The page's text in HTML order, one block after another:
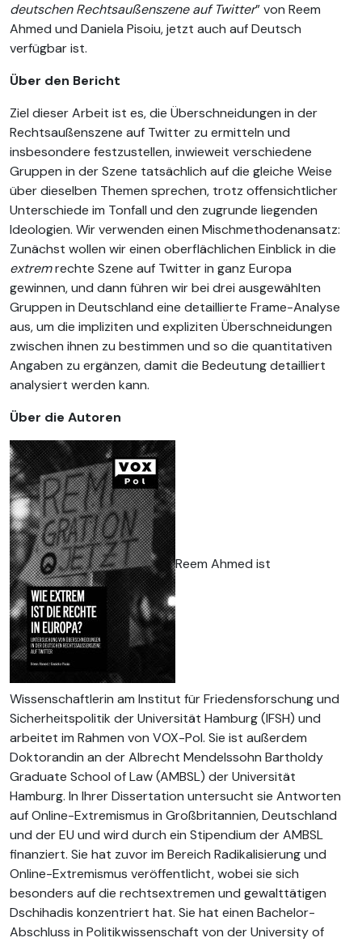
deutschen Rechtsaußenszene auf Twitter” von Reem
Ahmed und Daniela Pisoiu, jetzt auch auf Deutsch
verfügbar ist.
Über den Bericht
Ziel dieser Arbeit ist es, die Überschneidungen in der
Rechtsaußenszene auf Twitter zu ermitteln und
insbesondere festzustellen, inwieweit verschiedene
Gruppen in der Szene tatsächlich auf die gleiche Weise
über dieselben Themen sprechen, trotz offensichtlicher
Unterschiede im Tonfall und den zugrunde liegenden
Ideologien. Wir verwenden einen Mischmethodenansatz:
Zunächst wollen wir einen oberflächlichen Einblick in die
extremrechte Szene auf Twitter in ganz Europa
gewinnen, und dann führen wir bei drei ausgewählten
Gruppen in Deutschland eine detaillierte Frame-Analyse
aus, um die impliziten und expliziten Überschneidungen
zwischen ihnen zu bestimmen und so die quantitativen
Angaben zu ergänzen, damit die Bedeutung detailliert
analysiert werden kann.
Über die Autoren
Reem Ahmed ist
Wissenschaftlerin am Institut für Friedensforschung und
Sicherheitspolitik der Universität Hamburg (IFSH) und
arbeitet im Rahmen von VOX-Pol. Sie ist außerdem
Doktorandin an der Albrecht Mendelssohn Bartholdy
Graduate School of Law (AMBSL) der Universität
Hamburg. In Ihrer Dissertation untersucht sie Antworten
auf Online-Extremismus in Großbritannien, Deutschland
und der EU und wird durch ein Stipendium der AMBSL
finanziert. Sie hat zuvor im Bereich Radikalisierung und
Online-Extremismus veröffentlicht, wobei sie sich
besonders auf die rechtsextremen und gewalttätigen
Dschihadis konzentriert hat. Sie hat einen Bachelor-
Abschluss in Politikwissenschaft von der University of